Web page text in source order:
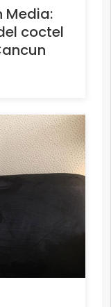
Media:
coctel